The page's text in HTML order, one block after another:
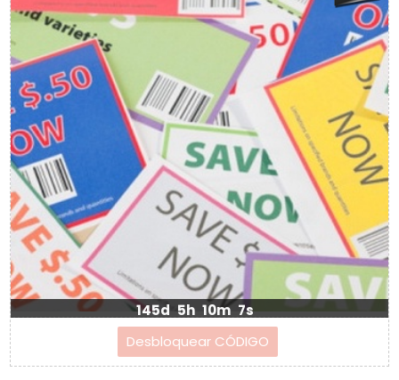
145d 5h 10m 7s